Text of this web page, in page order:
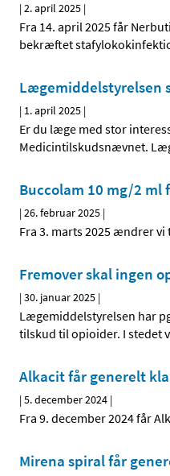
|2. april 2025 |
Fra 14. april 2025 får
bekræftet
Lægemiddelstyrelsen
| 1. april 2025 |
Er du læge med stor
Medicintilskudsnævnet.
Buccolam 10 mg/2
|26. februar 2025 |
Fra 3. marts 2025 ændrer
Fremover skal ingen
|30. januar 2025 |
Lægemiddelstyrelsen har
tilskud til opioider. I stedet
Alkacit får generelt
|5. december 2024 |
Fra 9. december 2024 får
Mirena spiral får